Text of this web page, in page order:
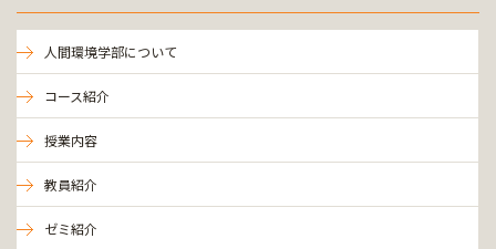
人間環境学部について
コース紹介
授業内容
教員紹介
ゼミ紹介